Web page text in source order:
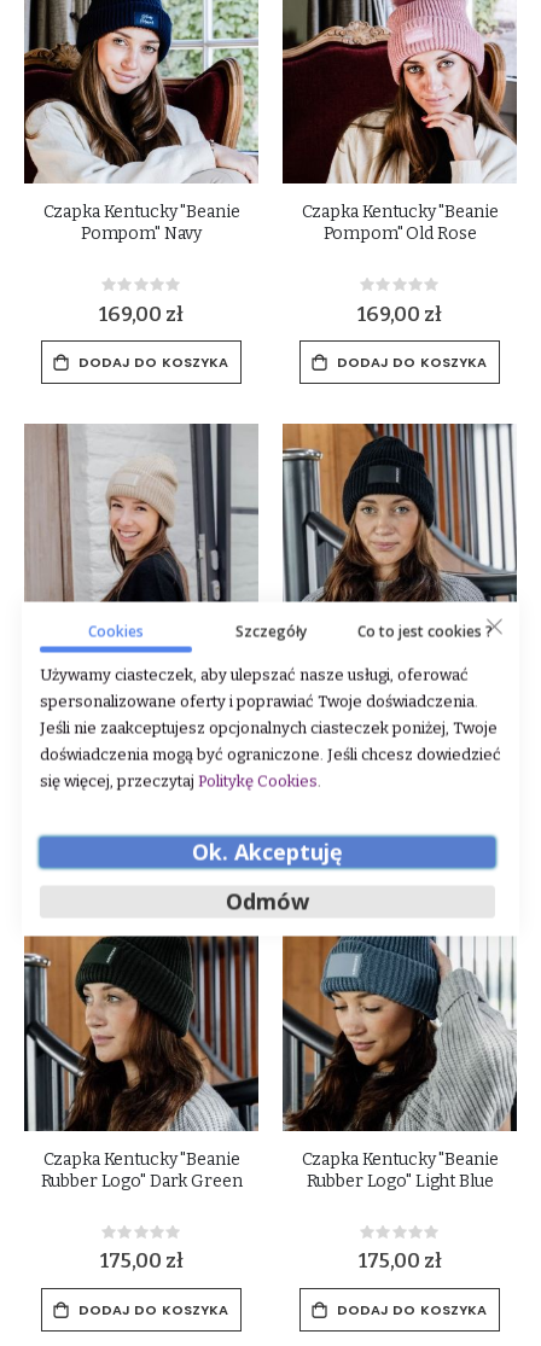
Czapka Kentucky "Beanie
Pompom" Navy
Rating:
0%
169,00 zł
DODAJ DO KOSZYKA
Czapka Kentucky "Beanie
Pompom" Old Rose
Rating:
0%
169,00 zł
DODAJ DO KOSZYKA
Czapka Kentucky "Beanie
Rubber Logo" Beige
Rating:
0%
175,00 zł
DODAJ DO KOSZYKA
Czapka Kentucky "Beanie
Rubber Logo" Black
Rating:
DODAJ DO KOSZYKA
Czapka Kentucky "Beanie
Rubber Logo" Dark Green
Rating:
0%
175,00 zł
DODAJ DO KOSZYKA
Czapka Kentucky "Beanie
Rubber Logo" Light Blue
Rating:
0%
175,00 zł
DODAJ DO KOSZYKA
Cookies Szczegóły Co to jest cookies ?
Używamy ciasteczek, aby ulepszać nasze usługi, oferować
spersonalizowane oferty i poprawiać Twoje doświadczenia.
Jeśli nie zaakceptujesz opcjonalnych ciasteczek poniżej, Twoje
doświadczenia mogą być ograniczone. Jeśli chcesz dowiedzieć
się więcej, przeczytaj Politykę Cookies.
Ok. Akceptuję
Odmów